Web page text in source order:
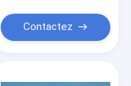
Contactez